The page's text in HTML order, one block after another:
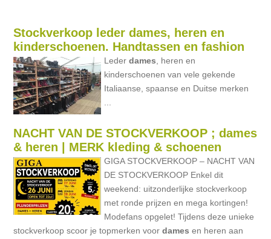
Stockverkoop leder dames, heren en
kinderschoenen. Handtassen en fashion
Lederdames , heren en
kinderschoenen van vele gekende
Italiaanse, spaanse en Duitse merken
NACHT VAN DE STOCKVERKOOP ; dames
& heren | MERK kleding & schoenen
GIGA STOCKVERKOOP – NACHT VAN
DE STOCKVERKOOP Enkel dit
weekend: uitzonderlijke stockverkoop
met ronde prijzen en mega kortingen!
Modefans opgelet! Tijdens deze unieke
stockverkoop scoor je topmerken voordames en heren aan